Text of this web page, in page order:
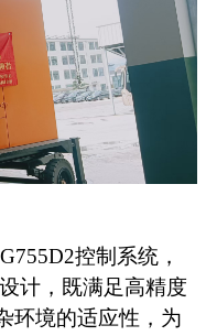
控制系统，
计，既满足高精度
环境的适应性，为